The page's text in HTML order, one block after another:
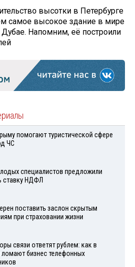
высотки в Петербурге
самое высокое здание в мире
Напомним, её построили
помогают туристической сфере
ЧС
специалистов предложили
ставку НДФЛ
поставить заслон скрытым
при страховании жизни
связи ответят рублем: как в
ломают бизнес телефонных